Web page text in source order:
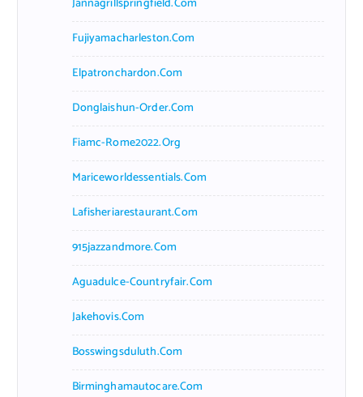
Fujiyamacharleston.com
Elpatronchardon.com
Donglaishun-Order.com
Fiamc-Rome2022.org
Mariceworldessentials.com
Lafisheriarestaurant.com
915jazzandmore.com
Aguadulce-Countryfair.com
Jakehovis.com
Bosswingsduluth.com
Birminghamautocare.com